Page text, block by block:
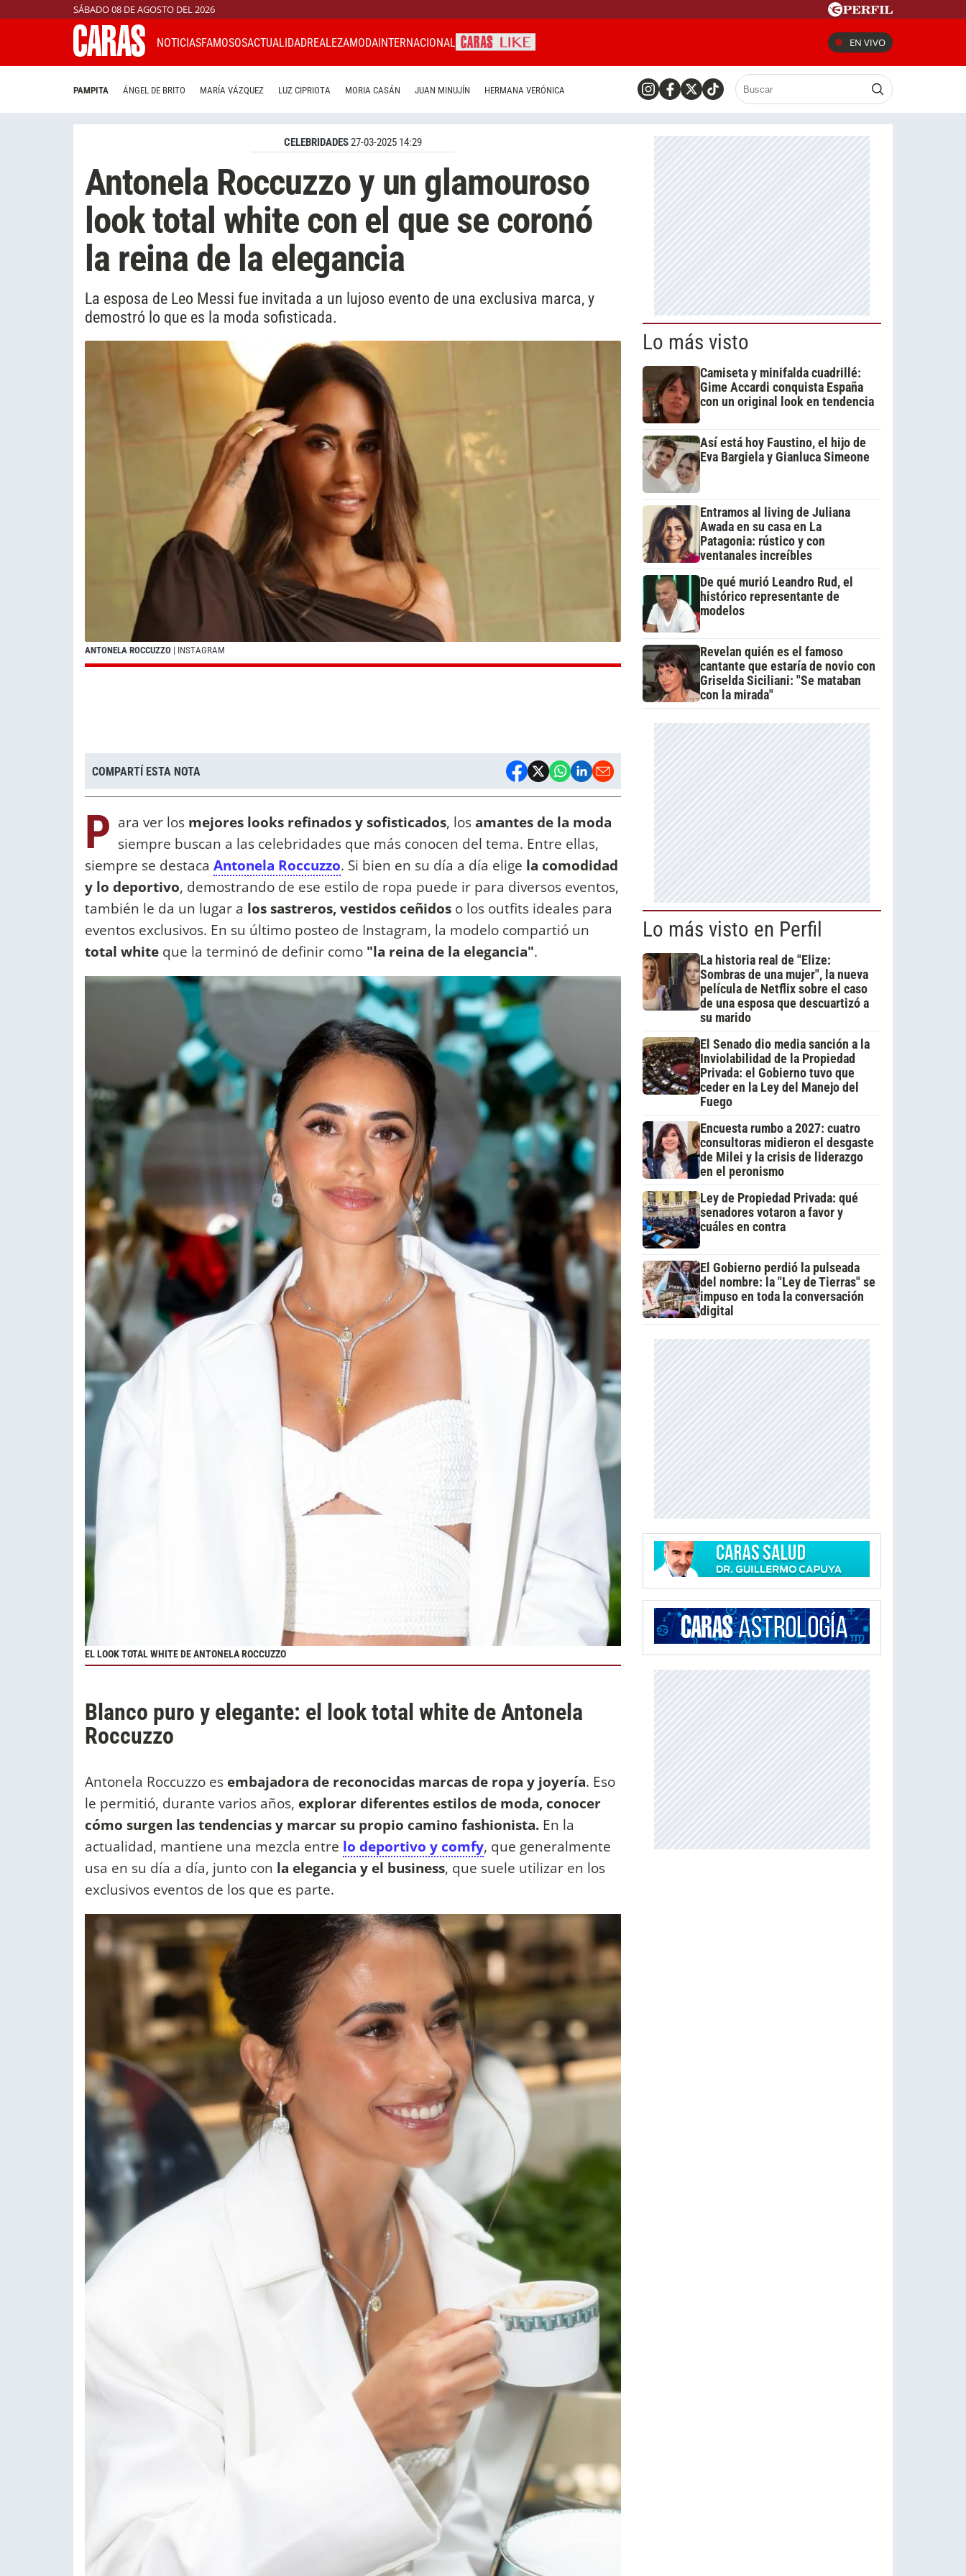
SÁBADO 08 DE AGOSTO DEL 2026
NOTICIASFAMOSOSACTUALIDADREALEZAMODAINTERNACIONAL EN VIVO
PAMPITA ÁNGEL DE BRITO MARÍA VÁZQUEZ LUZ CIPRIOTA MORIA CASÁN JUAN MINUJÍN HERMANA VERÓNICA
CELEBRIDADES27-03-2025 14:29
Antonela Roccuzzo y un glamouroso
look total white con el que se coronó
la reina de la elegancia
La esposa de Leo Messi fue invitada a un lujoso evento de una exclusiva marca, y
demostró lo que es la moda sofisticada.
ANTONELA ROCCUZZO | INSTAGRAM
COMPARTÍ ESTA NOTA
P ara ver los mejores looks refinados y sofisticados, losamantes de la moda
siempre buscan a las celebridades que más conocen del tema. Entre ellas,
siempre se destaca Antonela Roccuzzo. Si bien en su día a día elige la comodidad
y lo deportivo, demostrando de ese estilo de ropa puede ir para diversos eventos,
también le da un lugar a los sastreros, vestidos ceñidos o los outfits ideales para
eventos exclusivos. En su último posteo de Instagram, la modelo compartió un
total white que la terminó de definir como "la reina de la elegancia".
EL LOOK TOTAL WHITE DE ANTONELA ROCCUZZO
Blanco puro y elegante: el look total white de Antonela
Roccuzzo
Antonela Roccuzzo es embajadora de reconocidas marcas de ropa y joyería. Eso
le permitió, durante varios años, explorar diferentes estilos de moda, conocer
cómo surgen las tendencias y marcar su propio camino fashionista. En la
actualidad, mantiene una mezcla entre lo deportivo y comfy, que generalmente
usa en su día a día, junto con la elegancia y el business, que suele utilizar en los
exclusivos eventos de los que es parte.
Lo más visto
Camiseta y minifalda cuadrillé:
Gime Accardi conquista España
con un original look en tendencia
Así está hoy Faustino, el hijo de
Eva Bargiela y Gianluca Simeone
Entramos al living de Juliana
Awada en su casa en La
Patagonia: rústico y con
ventanales increíbles
De qué murió Leandro Rud, el
histórico representante de
modelos
Revelan quién es el famoso
cantante que estaría de novio con
Griselda Siciliani: "Se mataban
con la mirada"
Lo más visto en Perfil
La historia real de "Elize:
Sombras de una mujer", la nueva
película de Netflix sobre el caso
de una esposa que descuartizó a
su marido
El Senado dio media sanción a la
Inviolabilidad de la Propiedad
Privada: el Gobierno tuvo que
ceder en la Ley del Manejo del
Fuego
Encuesta rumbo a 2027: cuatro
consultoras midieron el desgaste
de Milei y la crisis de liderazgo
en el peronismo
Ley de Propiedad Privada: qué
senadores votaron a favor y
cuáles en contra
El Gobierno perdió la pulseada
del nombre: la "Ley de Tierras" se
impuso en toda la conversación
digital